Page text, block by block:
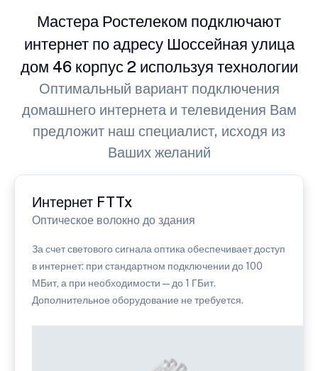
Мастера Ростелеком подключают
интернет по адресу Шоссейная улица
дом 46 корпус 2 используя технологии
Оптимальный вариант подключения
домашнего интернета и телевидения Вам
предложит наш специалист, исходя из
Ваших желаний
Интернет FTTx
Оптическое волокно до здания
За счет светового сигнала оптика обеспечивает доступ
в интернет: при стандартном подключении до 100
МБит, а при необходимости — до 1 ГБит.
Дополнительное оборудование не требуется.